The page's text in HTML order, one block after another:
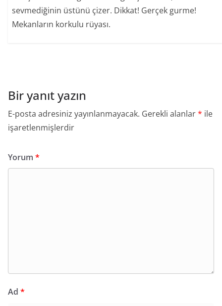
sevmediğinin üstünü çizer. Dikkat! Gerçek gurme!
Mekanların korkulu rüyası.
Bir yanıt yazın
E-posta adresiniz yayınlanmayacak. Gerekli alanlar* ile
işaretlenmişlerdir
Yorum *
Ad *